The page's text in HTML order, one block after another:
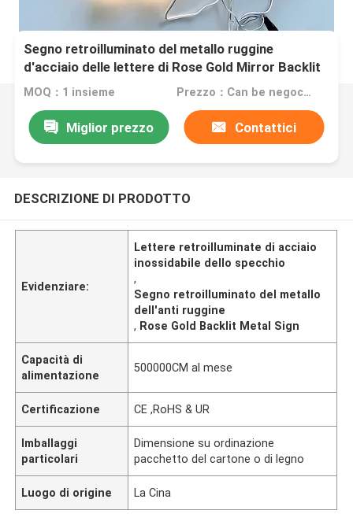
Segno retroilluminato del metallo ruggine
d'acciaio delle lettere di Rose Gold Mirror Backlit
Stainless dell'anti
MOQ：1 insieme Prezzo：Can be negociated
Miglior prezzo Contattici
DESCRIZIONE DI PRODOTTO
Evidenziare:
Lettere retroilluminate di acciaio
inossidabile dello specchio
,
Segno retroilluminato del metallo
dell'anti ruggine
, Rose Gold Backlit Metal Sign
Capacità di
alimentazione
500000CM al mese
Certificazione CE ,RoHS & UR
Imballaggi
particolari
Dimensione su ordinazione
pacchetto del cartone o di legno
Luogo di origine La Cina